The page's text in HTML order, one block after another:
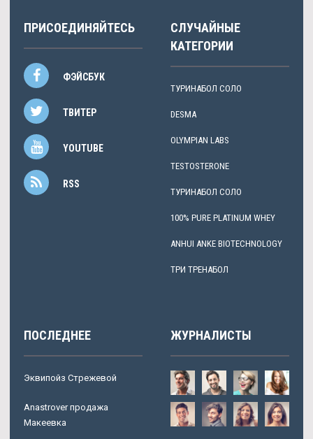
ПРИСОЕДИНЯЙТЕСЬ
ФЭЙСБУК
ТВИТЕР
YOUTUBE
RSS
СЛУЧАЙНЫЕ
КАТЕГОРИИ
ТУРИНАБОЛ СОЛО
DESMA
OLYMPIAN LABS
TESTOSTERONE
ТУРИНАБОЛ СОЛО
100% PURE PLATINUM WHEY
ANHUI ANKE BIOTECHNOLOGY
ТРИ ТРЕНАБОЛ
ПОСЛЕДНЕЕ
Эквипойз Стрежевой
Anastrover продажа
Макеевка
ЖУРНАЛИСТЫ